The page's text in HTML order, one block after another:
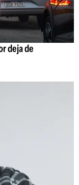
deja de